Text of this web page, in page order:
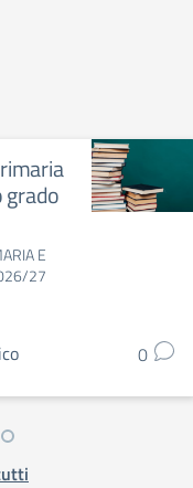
grado
E
27
0